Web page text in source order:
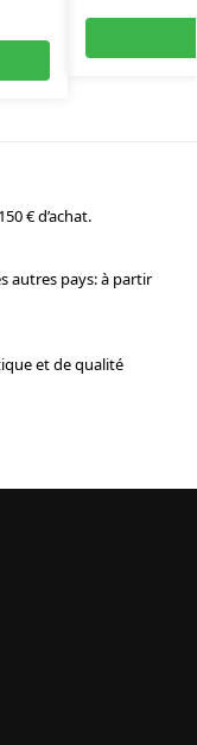
€ d’achat.
autres pays: à partir
et de qualité